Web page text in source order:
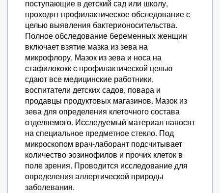
поступающие в детский сад или школу,
проходят профилактическое обследование с
целью выявления бактерионосительства.
Полное обследование беременных женщин
включает взятие мазка из зева на
микрофлору. Мазок из зева и носа на
стафилококк с профилактической целью
сдают все медицинские работники,
воспитатели детских садов, повара и
продавцы продуктовых магазинов. Мазок из
зева для определения клеточного состава
отделяемого. Исследуемый материал наносят
на специальное предметное стекло. Под
микроскопом врач-лаборант подсчитывает
количество эозинофилов и прочих клеток в
поле зрения. Проводится исследование для
определения аллергической природы
заболевания.